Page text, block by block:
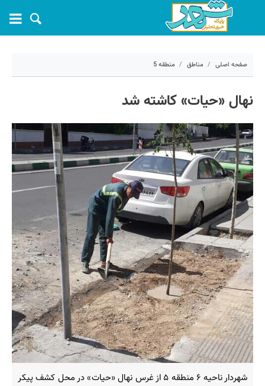
صفحه اصلی مناطق منطقه 5
کد مطلب:
نهال «حیات» کاشته شد
شهردار ناحیه ۶ منطقه ۵ از غرس نهال «حیات» در محل کشف پیکر